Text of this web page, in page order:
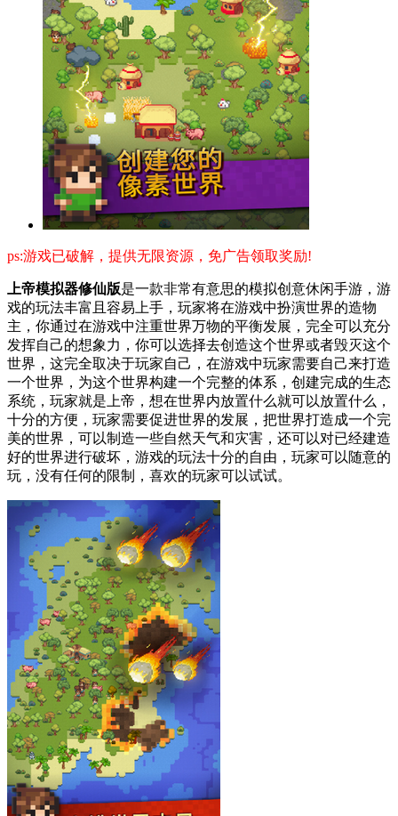
ps:游戏已破解，提供无限资源，免广告领取奖励!
上帝模拟器修仙版是一款非常有意思的模拟创意休闲手游，游
戏的玩法丰富且容易上手，玩家将在游戏中扮演世界的造物
主，你通过在游戏中注重世界万物的平衡发展，完全可以充分
发挥自己的想象力，你可以选择去创造这个世界或者毁灭这个
世界，这完全取决于玩家自己，在游戏中玩家需要自己来打造
一个世界，为这个世界构建一个完整的体系，创建完成的生态
系统，玩家就是上帝，想在世界内放置什么就可以放置什么，
十分的方便，玩家需要促进世界的发展，把世界打造成一个完
美的世界，可以制造一些自然天气和灾害，还可以对已经建造
好的世界进行破坏，游戏的玩法十分的自由，玩家可以随意的
玩，没有任何的限制，喜欢的玩家可以试试。